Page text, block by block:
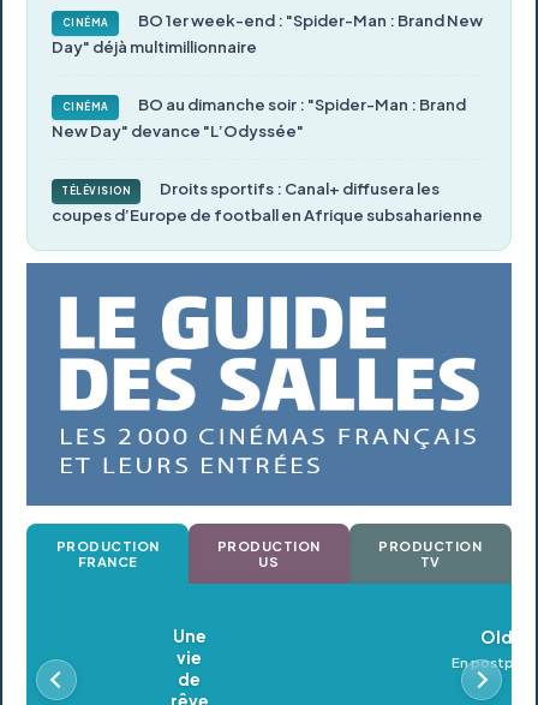
CINÉMA
BO 1er week-end : "Spider-Man : Brand New
Day" déjà multimillionnaire
CINÉMA
BO au dimanche soir : "Spider-Man : Brand
New Day" devance "L’Odyssée"
TÉLÉVISION
Droits sportifs : Canal+ diffusera les
coupes d’Europe de football en Afrique subsaharienne
PRODUCTION
FRANCE
PRODUCTION
US
PRODUCTION
TV
Oldeupe
En postproduction